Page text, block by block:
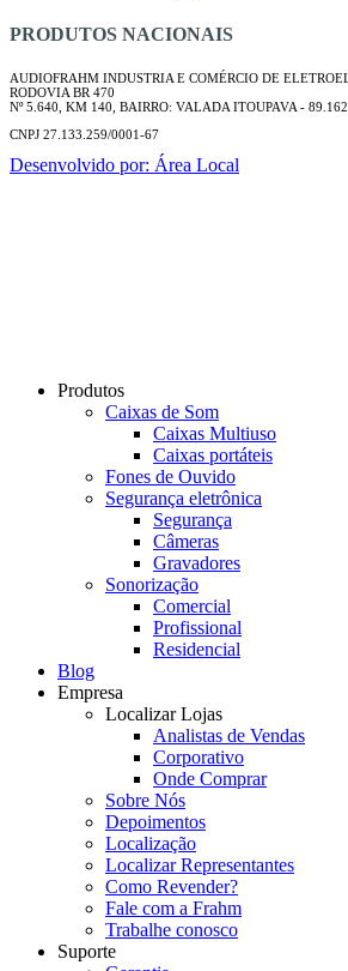
PRODUTOS NACIONAIS
AUDIOFRAHM INDUSTRIA E COMÉRCIO DE
RODOVIA BR 470
Nº 5.640, KM 140, BAIRRO: VALADA ITOUPAVA -
CNPJ 27.133.259/0001-67
Desenvolvido por: Área Local
Produtos
Caixas de Som
Caixas Multiuso
Caixas portáteis
Fones de Ouvido
Segurança eletrônica
Segurança
Câmeras
Gravadores
Sonorização
Comercial
Profissional
Residencial
Blog
Empresa
Localizar Lojas
Analistas de Vendas
Corporativo
Onde Comprar
Sobre Nós
Depoimentos
Localização
Localizar Representantes
Como Revender?
Fale com a Frahm
Trabalhe conosco
Suporte